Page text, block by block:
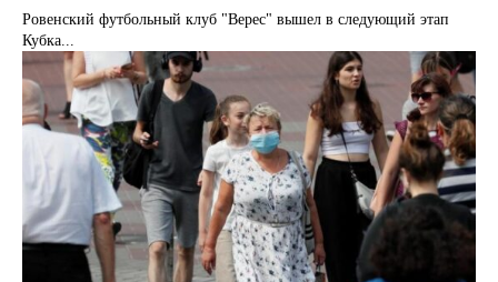
Ровенский футбольный клуб "Верес" вышел в следующий этап
Кубка...